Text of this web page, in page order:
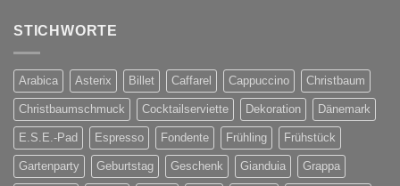
STICHWORTE
Arabica Asterix Billet Caffarel Cappuccino Christbaum
Christbaumschmuck Cocktailserviette Dekoration Dänemark
E.S.E.-Pad Espresso Fondente Frühling Frühstück
Gartenparty Geburtstag Geschenk Gianduia Grappa